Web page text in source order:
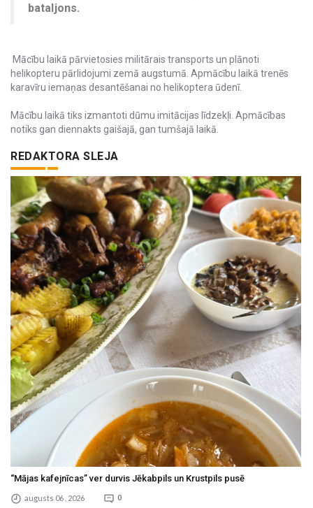
bataljons.
Mācību laikā pārvietosies militārais transports un plānoti
helikopteru pārlidojumi zemā augstumā. Apmācību laikā trenēs
karavīru iemaņas desantēšanai no helikoptera ūdenī.
Mācību laikā tiks izmantoti dūmu imitācijas līdzekļi. Apmācības
notiks gan diennakts gaišajā, gan tumšajā laikā.
REDAKTORA SLEJA
“Mājas kafejnīcas” ver durvis Jēkabpils un Krustpils pusē
augusts 06 , 2026 0